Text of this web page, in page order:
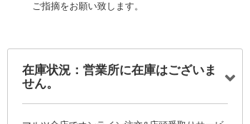
ご指摘をお願い致します。
在庫状況：営業所に在庫はございま
せん。